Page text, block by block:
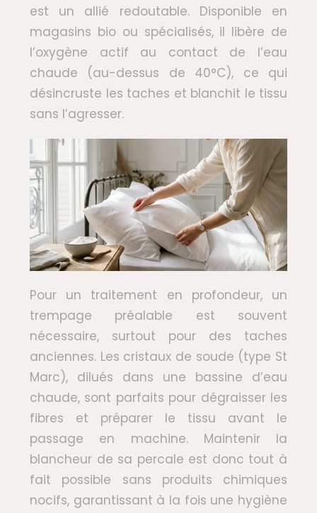
est un allié redoutable. Disponible en
magasins bio ou spécialisés, il libère de
l’oxygène actif au contact de l’eau
chaude (au-dessus de 40°C), ce qui
désincruste les taches et blanchit le tissu
sans l’agresser.
Pour un traitement en profondeur, un
trempage préalable est souvent
nécessaire, surtout pour des taches
anciennes. Les cristaux de soude (type St
Marc), dilués dans une bassine d’eau
chaude, sont parfaits pour dégraisser les
fibres et préparer le tissu avant le
passage en machine. Maintenir la
blancheur de sa percale est donc tout à
fait possible sans produits chimiques
nocifs, garantissant à la fois une hygiène